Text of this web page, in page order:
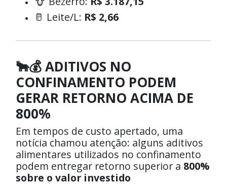
🥛 Leite/L: R$ 2,66
🐂💰 ADITIVOS NO
CONFINAMENTO PODEM
GERAR RETORNO ACIMA DE
800%
Em tempos de custo apertado, uma
notícia chamou atenção: alguns aditivos
alimentares utilizados no confinamento
podem entregar retorno superior a 800%
sobre o valor investido